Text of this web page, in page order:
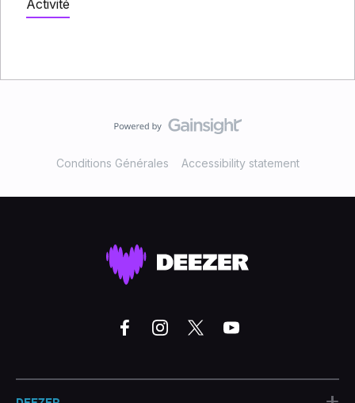
Activité
Conditions Générales Accessibility statement